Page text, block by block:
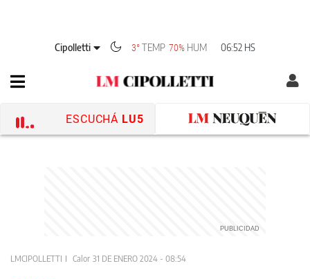
Cipolletti 3°TEMP 70% HUM 06:52 HS
ESCUCHÁ LU5
LMCIPOLLETTI Calor 31 DE ENERO 2024 - 08:54